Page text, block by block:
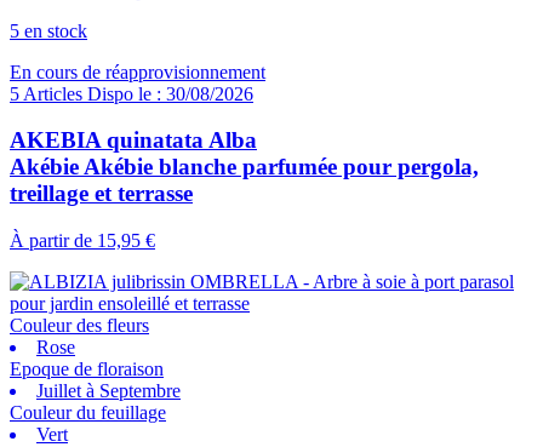
5 en stock
En cours de réapprovisionnement
5 Articles Dispo le : 30/08/2026
AKEBIA quinatata Alba
Akébie Akébie blanche parfumée pour pergola,
treillage et terrasse
À partir de 15,95 €
Couleur des fleurs
Rose
Epoque de floraison
Juillet à Septembre
Couleur du feuillage
Vert